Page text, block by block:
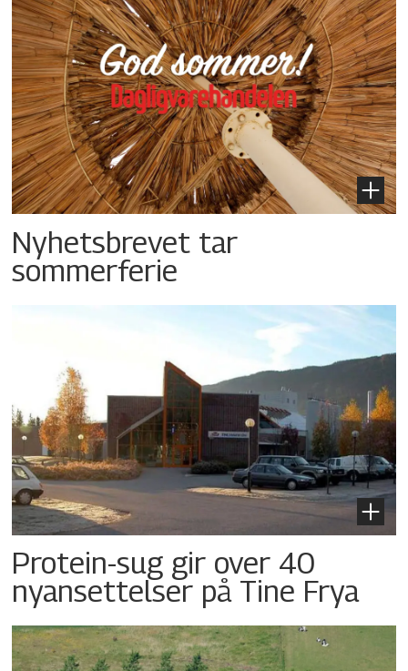
Nyhetsbrevet tar
sommerferie
Protein-sug gir over 40
nyansettelser på Tine Frya